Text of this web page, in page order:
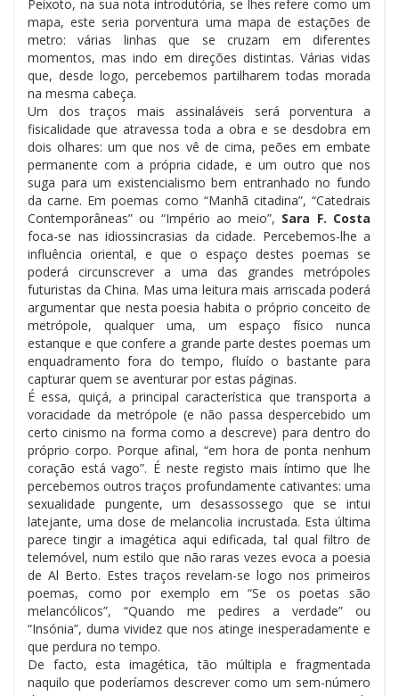
Peixoto, na sua nota introdutória, se lhes refere como um
mapa, este seria porventura uma mapa de estações de
metro: várias linhas que se cruzam em diferentes
momentos, mas indo em direções distintas. Várias vidas
que, desde logo, percebemos partilharem todas morada
na mesma cabeça.
Um dos traços mais assinaláveis será porventura a
fisicalidade que atravessa toda a obra e se desdobra em
dois olhares: um que nos vê de cima, peões em embate
permanente com a própria cidade, e um outro que nos
suga para um existencialismo bem entranhado no fundo
da carne. Em poemas como “Manhã citadina”, “Catedrais
Contemporâneas” ou “Império ao meio”, Sara F. Costa
foca-se nas idiossincrasias da cidade. Percebemos-lhe a
influência oriental, e que o espaço destes poemas se
poderá circunscrever a uma das grandes metrópoles
futuristas da China. Mas uma leitura mais arriscada poderá
argumentar que nesta poesia habita o próprio conceito de
metrópole, qualquer uma, um espaço físico nunca
estanque e que confere a grande parte destes poemas um
enquadramento fora do tempo, fluído o bastante para
capturar quem se aventurar por estas páginas.
É essa, quiçá, a principal característica que transporta a
voracidade da metrópole (e não passa despercebido um
certo cinismo na forma como a descreve) para dentro do
próprio corpo. Porque afinal, “em hora de ponta nenhum
coração está vago”. É neste registo mais íntimo que lhe
percebemos outros traços profundamente cativantes: uma
sexualidade pungente, um desassossego que se intui
latejante, uma dose de melancolia incrustada. Esta última
parece tingir a imagética aqui edificada, tal qual filtro de
telemóvel, num estilo que não raras vezes evoca a poesia
de Al Berto. Estes traços revelam-se logo nos primeiros
poemas, como por exemplo em “Se os poetas são
melancólicos”, “Quando me pedires a verdade” ou
“Insónia”, duma vividez que nos atinge inesperadamente e
que perdura no tempo.
De facto, esta imagética, tão múltipla e fragmentada
naquilo que poderíamos descrever como um sem-número